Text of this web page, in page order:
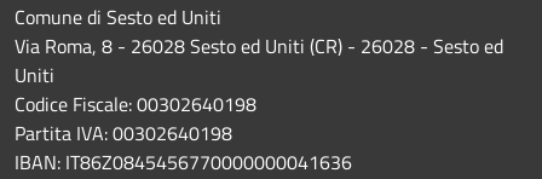
Comune di Sesto ed Uniti
Via Roma, 8 - 26028 Sesto ed Uniti (CR) - 26028 - Sesto ed
Uniti
Codice Fiscale: 00302640198
Partita IVA: 00302640198
IBAN: IT86Z0845456770000000041636